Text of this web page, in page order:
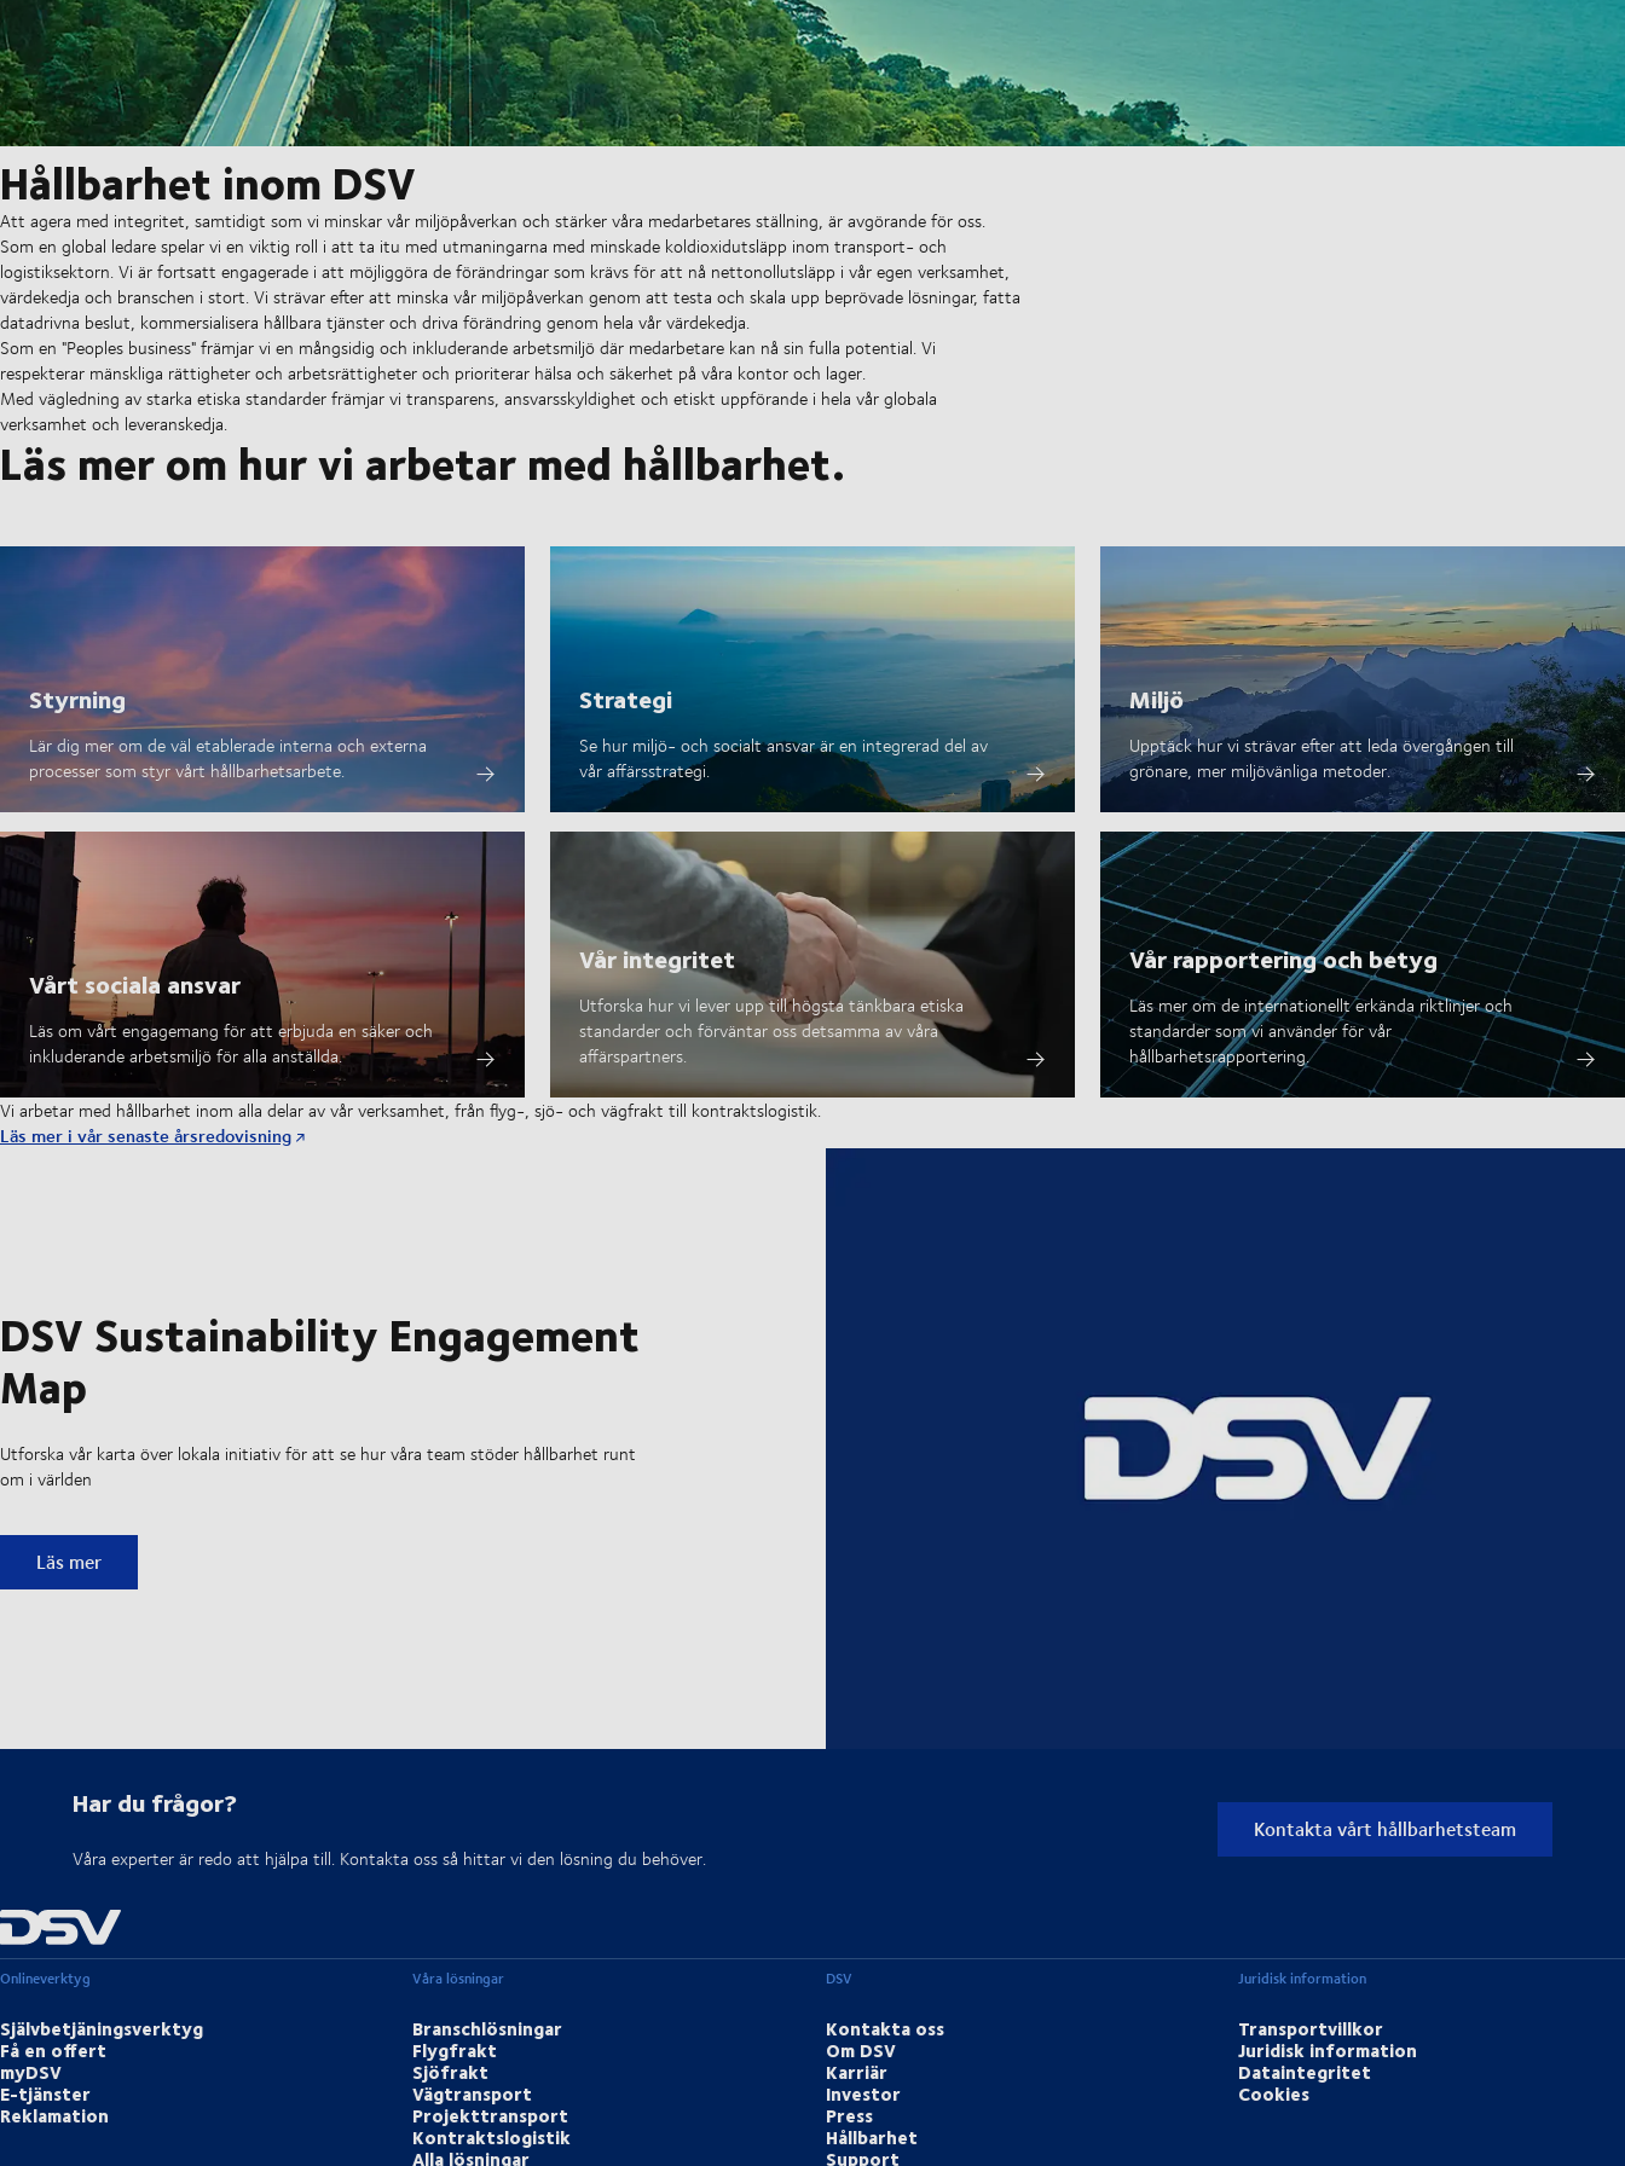
Hållbarhet inom DSV
Att agera med integritet, samtidigt som vi minskar vår miljöpåverkan och stärker våra medarbetares ställning, är avgörande för oss.
Som en global ledare spelar vi en viktig roll i att ta itu med utmaningarna med minskade koldioxidutsläpp inom transport- och
logistiksektorn. Vi är fortsatt engagerade i att möjliggöra de förändringar som krävs för att nå nettonollutsläpp i vår egen verksamhet,
värdekedja och branschen i stort. Vi strävar efter att minska vår miljöpåverkan genom att testa och skala upp beprövade lösningar, fatta
datadrivna beslut, kommersialisera hållbara tjänster och driva förändring genom hela vår värdekedja.
Som en "Peoples business" främjar vi en mångsidig och inkluderande arbetsmiljö där medarbetare kan nå sin fulla potential. Vi
respekterar mänskliga rättigheter och arbetsrättigheter och prioriterar hälsa och säkerhet på våra kontor och lager.
Med vägledning av starka etiska standarder främjar vi transparens, ansvarsskyldighet och etiskt uppförande i hela vår globala
verksamhet och leveranskedja.
Läs mer om hur vi arbetar med hållbarhet.
Styrning
Lär dig mer om de väl etablerade interna och externa
processer som styr vårt hållbarhetsarbete.
Strategi
Se hur miljö- och socialt ansvar är en integrerad del av
vår affärsstrategi.
Miljö
Upptäck hur vi strävar efter att leda övergången till
grönare, mer miljövänliga metoder.
Vårt sociala ansvar
Läs om vårt engagemang för att erbjuda en säker och
inkluderande arbetsmiljö för alla anställda.
Vår integritet
Utforska hur vi lever upp till högsta tänkbara etiska
standarder och förväntar oss detsamma av våra
affärspartners.
Vår rapportering och betyg
Läs mer om de internationellt erkända riktlinjer och
standarder som vi använder för vår
hållbarhetsrapportering.
Vi arbetar med hållbarhet inom alla delar av vår verksamhet, från flyg-, sjö- och vägfrakt till kontraktslogistik.
Läs mer i vår senaste årsredovisning
DSV Sustainability Engagement
Map
Utforska vår karta över lokala initiativ för att se hur våra team stöder hållbarhet runt
om i världen
DSV Sustainability Engagement Map
Läs mer
Har du frågor?
Våra experter är redo att hjälpa till. Kontakta oss så hittar vi den lösning du behöver.
Kontakta vårt hållbarhetsteam
Onlineverktyg
Självbetjäningsverktyg
Få en offert
myDSV
E-tjänster
Reklamation
Våra lösningar
Branschlösningar
Flygfrakt
Sjöfrakt
Vägtransport
Projekttransport
Kontraktslogistik
Alla lösningar
DSV
Kontakta oss
Om DSV
Karriär
Investor
Press
Hållbarhet
Support
Juridisk information
Transportvillkor
Juridisk information
Dataintegritet
Cookies